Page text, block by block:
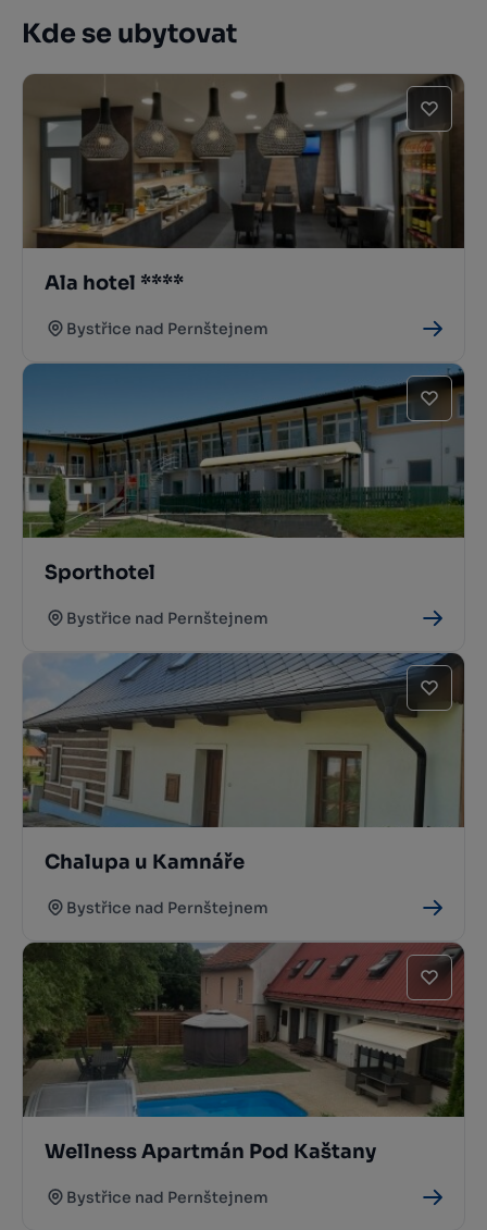
Kde se ubytovat
Ala hotel ****
Bystřice nad Pernštejnem
Sporthotel
Bystřice nad Pernštejnem
Chalupa u Kamnáře
Bystřice nad Pernštejnem
Wellness Apartmán Pod Kaštany
Bystřice nad Pernštejnem